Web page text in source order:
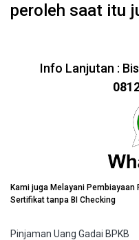
peroleh saat itu
Info Lanjutan :
Kami juga Melayani
Sertifikat tanpa BI Checking
Pinjaman Uang Gadai BPKB